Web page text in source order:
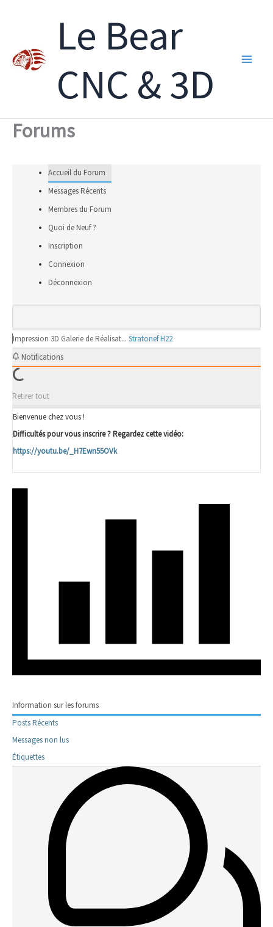
Le Bear
CNC & 3D
Forums
Accueil du Forum
Messages Récents
Membres du Forum
Quoi de Neuf ?
Inscription
Connexion
Déconnexion
Impression 3D Galerie de Réalisat... Stratonef H22
Notifications
Retirer tout
Bienvenue chez vous !
Difficultés pour vous inscrire ? Regardez cette vidéo:
https://youtu.be/_H7Ewn55OVk
Information sur les forums
Posts Récents
Messages non lus
Étiquettes